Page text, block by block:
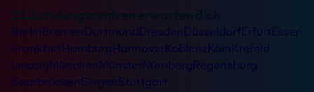
21 Schulungszentren erwarten dich
Berlin Bremen Dortmund ErfurtEssen
FrankfurtHamburgHannover
Krefeld
LeipzigMünchen Münster
SaarbrückenSiegen Stuttgart